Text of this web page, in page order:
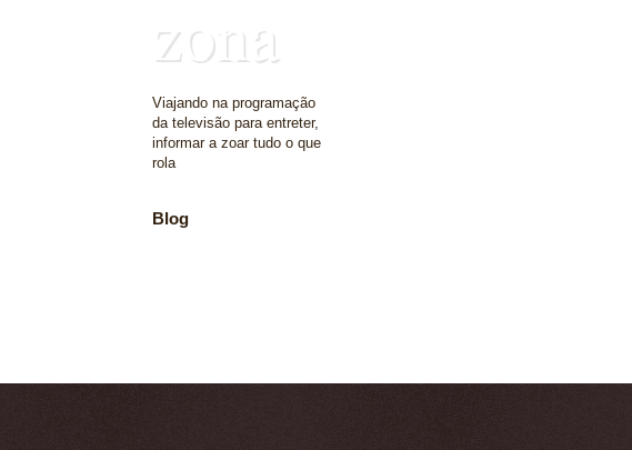
zona
Viajando na programação
da televisão para entreter,
informar a zoar tudo o que
rola
Blog